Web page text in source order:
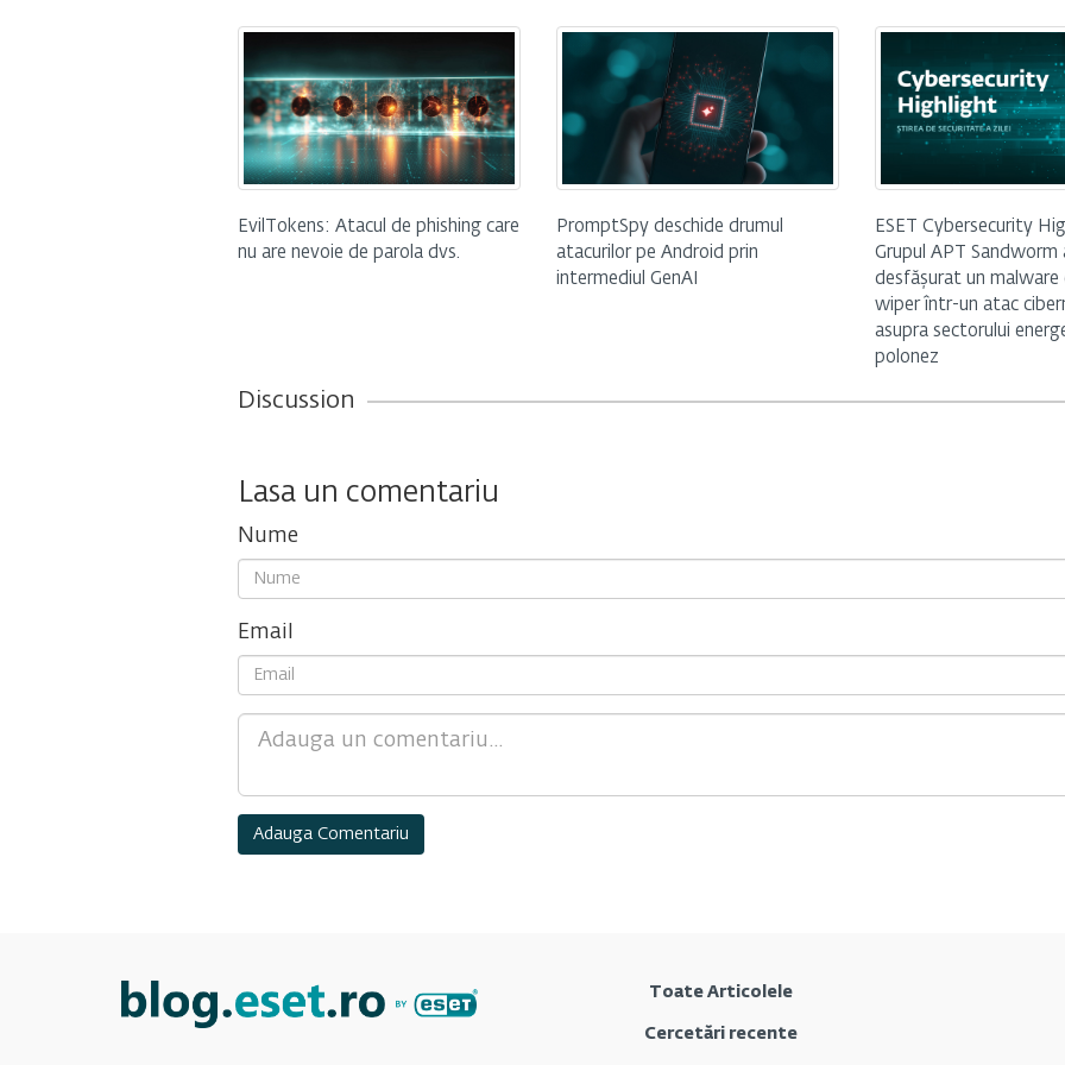
EvilTokens: Atacul de phishing care
nu are nevoie de parola dvs.
PromptSpy deschide drumul
atacurilor pe Android prin
intermediul GenAI
ESET Cybersecurity
Grupul APT Sandworm
desfășurat un malware
wiper într-un atac
asupra sectorului
polonez
Discussion
Lasa un comentariu
Nume
Email
Comment
Toate Articolele
Cercetări recente